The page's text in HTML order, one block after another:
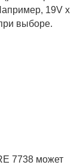
19V x
выборе.
7738 может